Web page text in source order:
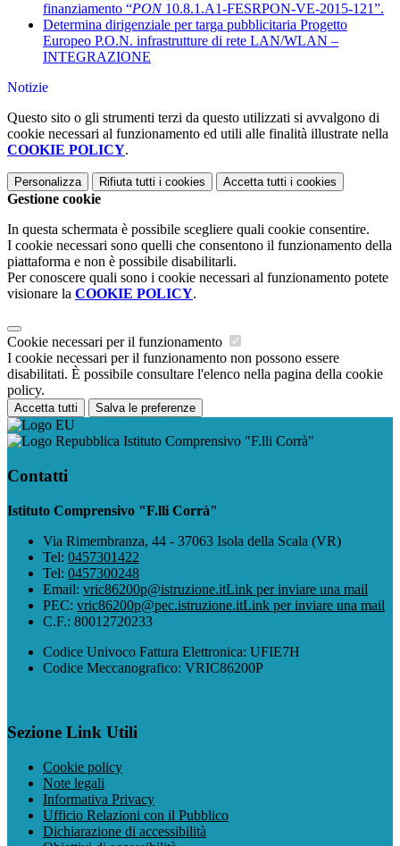
finanziamento “PON 10.8.1.A1-FESRPON-VE-2015-121”.
Determina dirigenziale per targa pubblicitaria Progetto
Europeo P.O.N. infrastrutture di rete LAN/WLAN –
INTEGRAZIONE
Notizie
Questo sito o gli strumenti terzi da questo utilizzati si avvalgono di
cookie necessari al funzionamento ed utili alle finalità illustrate nella
COOKIE POLICY.
Personalizza Rifiuta tutti i cookies Accetta tutti i cookies
Gestione cookie
In questa schermata è possibile scegliere quali cookie consentire.
I cookie necessari sono quelli che consentono il funzionamento della
piattaforma e non è possibile disabilitarli.
Per conoscere quali sono i cookie necessari al funzionamento potete
visionare la COOKIE POLICY.
Cookie necessari per il funzionamento
I cookie necessari per il funzionamento non possono essere
disabilitati. È possibile consultare l'elenco nella pagina della cookie
policy.
Accetta tutti Salva le preferenze
Istituto Comprensivo "F.lli Corrà"
Contatti
Istituto Comprensivo "F.lli Corrà"
Via Rimembranza, 44 - 37063 Isola della Scala (VR)
Tel: 0457301422
Tel: 0457300248
Email: vric86200p@istruzione.itLink per inviare una mail
PEC: vric86200p@pec.istruzione.itLink per inviare una mail
C.F.: 80012720233
Codice Univoco Fattura Elettronica: UFIE7H
Codice Meccanografico: VRIC86200P
Sezione Link Utili
Cookie policy
Note legali
Informativa Privacy
Ufficio Relazioni con il Pubblico
Dichiarazione di accessibilità